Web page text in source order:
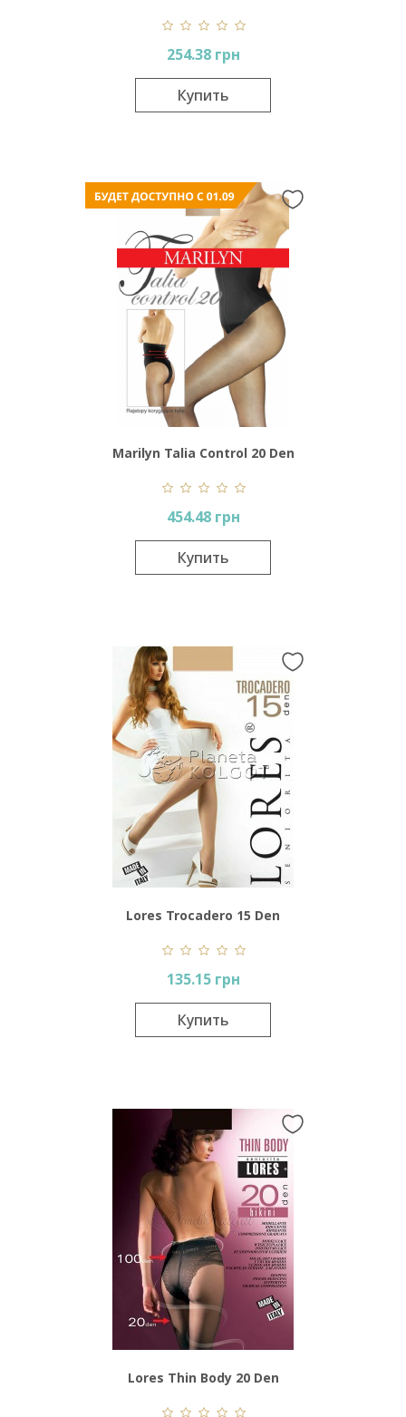
254.38 грн
Купить
Marilyn Talia Control 20 Den
454.48 грн
Купить
Lores Trocadero 15 Den
135.15 грн
Купить
Lores Thin Body 20 Den